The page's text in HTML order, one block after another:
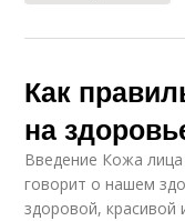
Как
на
Введение Кожа
говорит о нашем
здоровой, красивой